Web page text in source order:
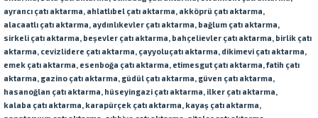
ayrancı çatı aktarma, ahlatlıbel çatı aktarma, akköprü çatı aktarma,
alacaatlı çatı aktarma, aydınlıkevler çatı aktarma, bağlum çatı aktarma,
sirkeli çatı aktarma, beşevler çatı aktarma, bahçelievler çatı aktarma, birlik çatı
aktarma, cevizlidere çatı aktarma, çayyoluçatı aktarma, dikimevi çatı aktarma,
emek çatı aktarma, esenboğa çatı aktarma, etimesgutçatı aktarma, fatih çatı
aktarma, gazino çatı aktarma, güdül çatı aktarma, güven çatı aktarma,
hasanoğlan çatı aktarma, hüseyingazi çatı aktarma, ilker çatı aktarma,
kalaba çatı aktarma, karapürçek çatı aktarma, kayaş çatı aktarma,